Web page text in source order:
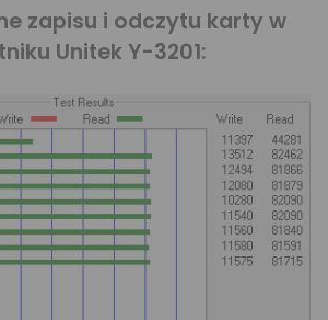
zapisu i odczytu karty w
Unitek Y-3201: